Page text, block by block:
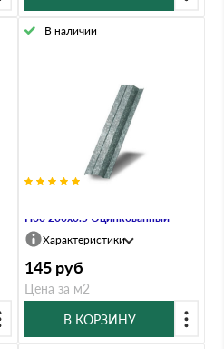
Н60 200х0.5 Оцинкованный
В наличии
Характеристики
145 руб
Цена за м2
В КОРЗИНУ